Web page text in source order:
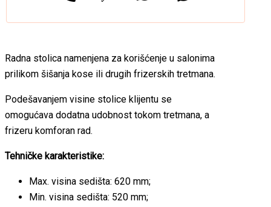
Radna stolica namenjena za korišćenje u salonima
prilikom šišanja kose ili drugih frizerskih tretmana.
Podešavanjem visine stolice klijentu se
omogućava dodatna udobnost tokom tretmana, a
frizeru komforan rad.
Tehničke karakteristike:
Max. visina sedišta: 620 mm;
Min. visina sedišta: 520 mm;